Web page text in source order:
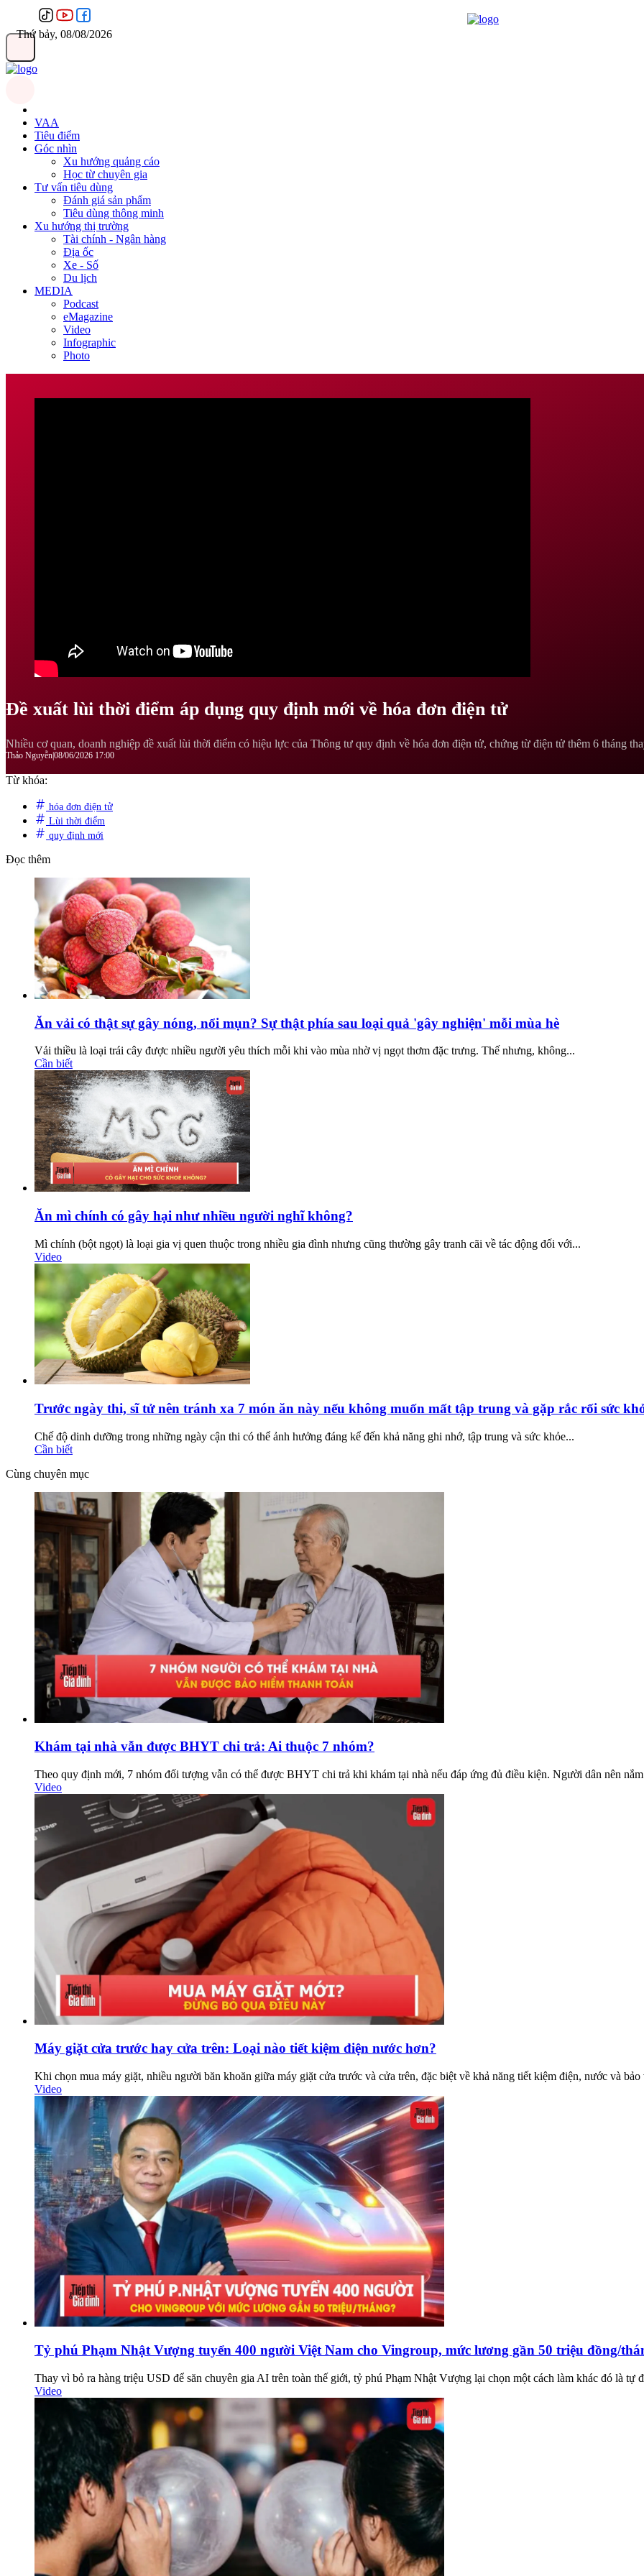
Thứ bảy, 08/08/2026
VAA
Tiêu điểm
Góc nhìn
Xu hướng quảng cáo
Học từ chuyên gia
Tư vấn tiêu dùng
Đánh giá sản phẩm
Tiêu dùng thông minh
Xu hướng thị trường
Tài chính - Ngân hàng
Địa ốc
Xe - Số
Du lịch
MEDIA
Podcast
eMagazine
Video
Infographic
Photo
Đề xuất lùi thời điểm áp dụng quy định mới về hóa đơn điện tử
Nhiều cơ quan, doanh nghiệp đề xuất lùi thời điểm có hiệu lực của Thông tư quy định về hóa đơn điện tử, chứng từ điện tử thêm 6 tháng
Thảo Nguyễn08/06/2026 17:00
Từ khóa:
hóa đơn điện tử
Lùi thời điểm
quy định mới
Đọc thêm
Ăn vải có thật sự gây nóng, nổi mụn? Sự thật phía sau loại quả 'gây nghiện' mỗi mùa hè
Vải thiều là loại trái cây được nhiều người yêu thích mỗi khi vào mùa nhờ vị ngọt thơm đặc trưng. Thế nhưng, không...
Cần biết
Ăn mì chính có gây hại như nhiều người nghĩ không?
Mì chính (bột ngọt) là loại gia vị quen thuộc trong nhiều gia đình nhưng cũng thường gây tranh cãi về tác động đối với...
Video
Trước ngày thi, sĩ tử nên tránh xa 7 món ăn này nếu không muốn mất tập trung và gặp rắc rối sức
Chế độ dinh dưỡng trong những ngày cận thi có thể ảnh hưởng đáng kể đến khả năng ghi nhớ, tập trung và sức khỏe...
Cần biết
Cùng chuyên mục
Khám tại nhà vẫn được BHYT chi trả: Ai thuộc 7 nhóm?
Theo quy định mới, 7 nhóm đối tượng vẫn có thể được BHYT chi trả khi khám tại nhà nếu đáp ứng đủ điều kiện. Người dân nên
Video
Máy giặt cửa trước hay cửa trên: Loại nào tiết kiệm điện nước hơn?
Khi chọn mua máy giặt, nhiều người băn khoăn giữa máy giặt cửa trước và cửa trên, đặc biệt về khả năng tiết kiệm điện, nước và bảo
Video
Tỷ phú Phạm Nhật Vượng tuyển 400 người Việt Nam cho Vingroup, mức lương gần 50 triệu đồng/
Thay vì bỏ ra hàng triệu USD để săn chuyên gia AI trên toàn thế giới, tỷ phú Phạm Nhật Vượng lại chọn một cách làm khác đó là tự
Video